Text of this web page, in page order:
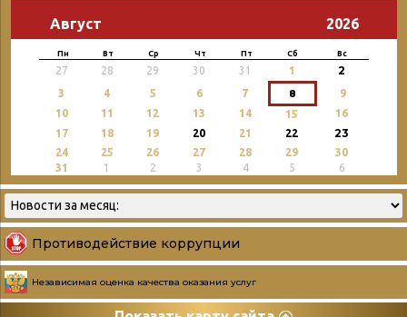
Август 2026
Пн Вт Ср Чт Пт Сб Вс
27 28 29 30 31 1 2
3 4 5 6 7 8
9
10
11 12 13 14 15
16
17
18 19 20 21 22 23
24 25 26 27 28 29
30
31
1 2 3 4 5 6
Противодействие коррупции
Независимая оценка качества оказания услуг